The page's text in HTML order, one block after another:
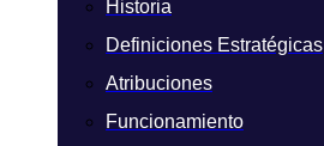
Historia
Definiciones Estratégicas
Atribuciones
Funcionamiento